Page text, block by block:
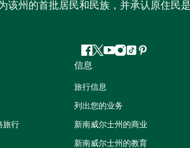
该州的首批居民和民族，并承认原住民
Facebook
叽
喳
喳
YouTube
Instagram
抖 Pinterest
旅行
信息
旅行信息
列出您的业务
新南威尔士州的商业
新南威尔士州的教育